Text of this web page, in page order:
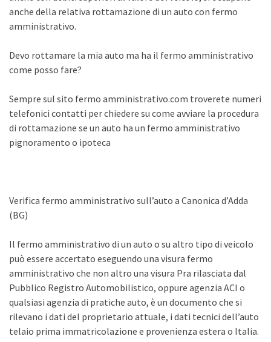
anche della relativa rottamazione di un auto con fermo
amministrativo.
Devo rottamare la mia auto ma ha il fermo amministrativo
come posso fare?
Sempre sul sito fermo amministrativo.com troverete numeri
telefonici contatti per chiedere su come avviare la procedura
di rottamazione se un auto ha un fermo amministrativo
pignoramento o ipoteca
Verifica fermo amministrativo sull’auto a Canonica d’Adda
(BG)
Il fermo amministrativo di un auto o su altro tipo di veicolo
può essere accertato eseguendo una visura fermo
amministrativo che non altro una visura Pra rilasciata dal
Pubblico Registro Automobilistico, oppure agenzia ACI o
qualsiasi agenzia di pratiche auto, è un documento che si
rilevano i dati del proprietario attuale, i dati tecnici dell’auto
telaio prima immatricolazione e provenienza estera o Italia.